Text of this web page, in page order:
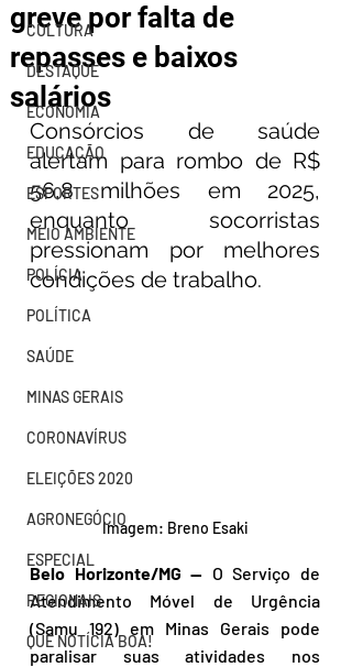
CULTURA
DESTAQUE
ECONOMIA
EDUCAÇÃO
ESPORTES
MEIO AMBIENTE
POLÍCIA
POLÍTICA
SAÚDE
MINAS GERAIS
CORONAVÍRUS
ELEIÇÕES 2020
AGRONEGÓCIO
ESPECIAL
REGIONAIS
QUE NOTÍCIA BOA!
greve por falta de
repasses e baixos
salários
Consórcios de saúde
alertam para rombo de R$
56,8 milhões em 2025,
enquanto socorristas
pressionam por melhores
condições de trabalho.
Imagem: Breno Esaki
Belo Horizonte/MG — O Serviço de
Atendimento Móvel de Urgência
(Samu 192) em Minas Gerais pode
paralisar suas atividades nos